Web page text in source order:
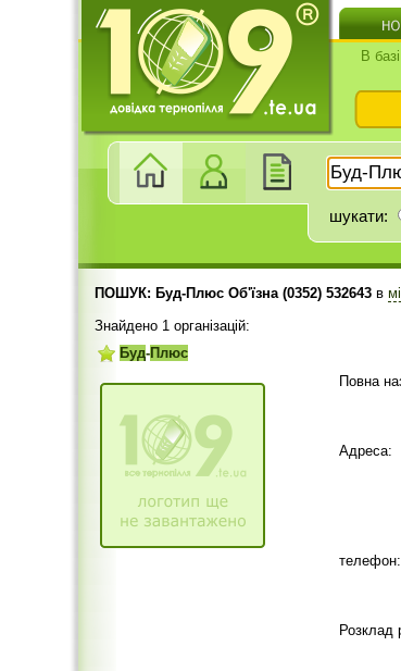
В
шукати:
ПОШУК: Буд-Плюс Об'їзна (0352) 532643 в
Знайдено 1 організацій:
Буд-Плюс
Повна
Адреса:
телефон:
Розклад